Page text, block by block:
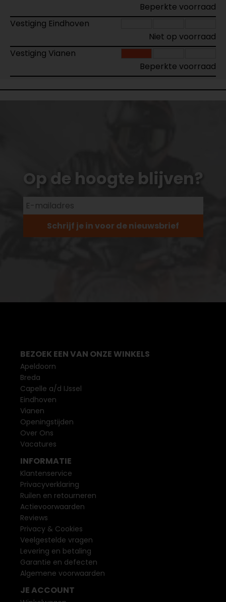
Beperkte voorraad
Vestiging Eindhoven
Niet op voorraad
Vestiging Vianen
Beperkte voorraad
Op de hoogte blijven?
Schrijf je in voor de nieuwsbrief
BEZOEK EEN VAN ONZE WINKELS
Apeldoorn
Breda
Capelle a/d IJssel
Eindhoven
Vianen
Openingstijden
Over Ons
Vacatures
INFORMATIE
Klantenservice
Privacyverklaring
Ruilen en retourneren
Actievoorwaarden
Reviews
Privacy & Cookies
Veelgestelde vragen
Levering en betaling
Garantie en defecten
Algemene voorwaarden
JE ACCOUNT